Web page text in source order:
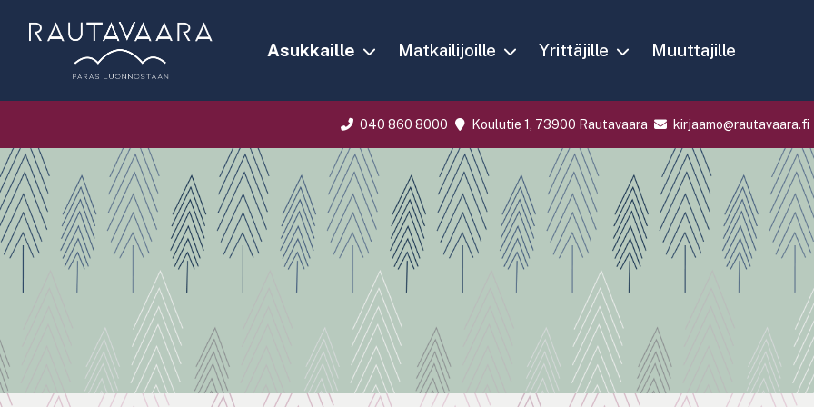
Asukkaille Matkailijoille Yrittäjille Muuttajille
040 860 8000 Koulutie 1, 73900 Rautavaara kirjaamo@rautavaara.fi